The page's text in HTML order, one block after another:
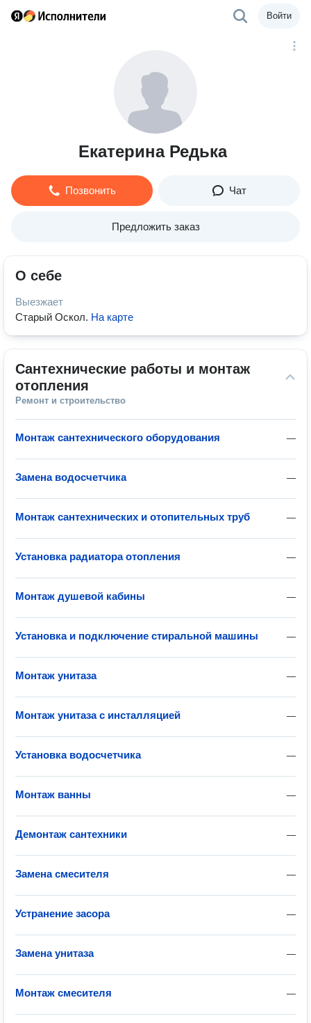
Войти
Екатерина Редька
Позвонить Чат
Предложить заказ
О себе
Выезжает
Старый Оскол. На карте
Сантехнические работы и монтаж
отопления
Ремонт и строительство
—
Монтаж сантехнического оборудования
—
Замена водосчетчика
—
Монтаж сантехнических и отопительных труб
—
Установка радиатора отопления
—
Монтаж душевой кабины
—
Установка и подключение стиральной машины
—
Монтаж унитаза
—
Монтаж унитаза с инсталляцией
—
Установка водосчетчика
—
Монтаж ванны
—
Демонтаж сантехники
—
Замена смесителя
—
Устранение засора
—
Замена унитаза
—
Монтаж смесителя